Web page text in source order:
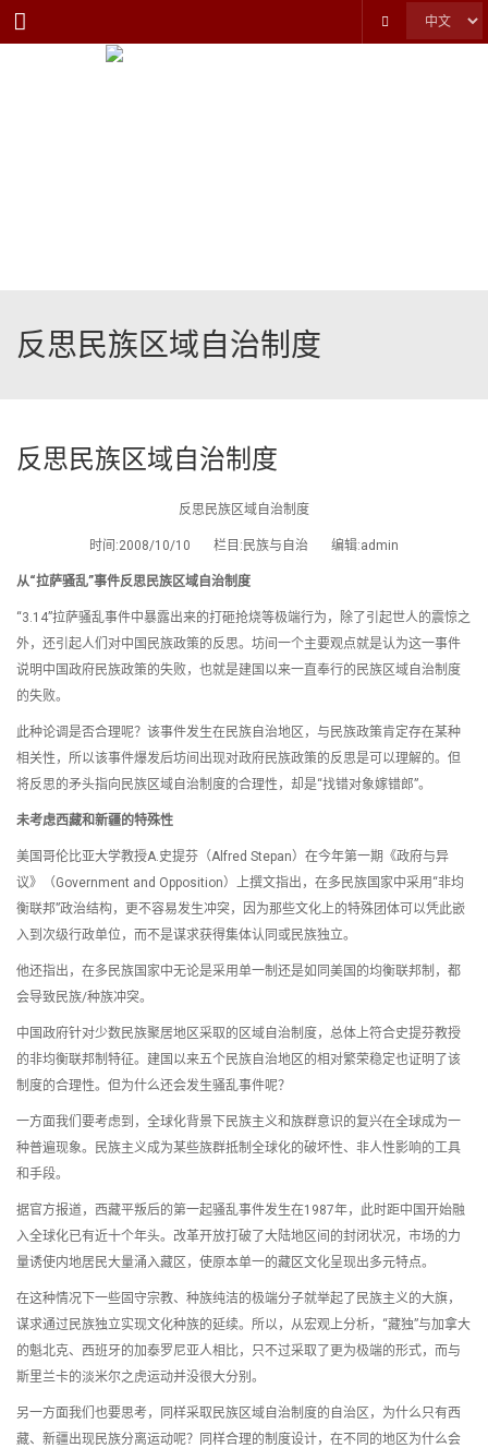
Menu
反思民族区域自治制度
反思民族区域自治制度
反思民族区域自治制度
时间:2008/10/10 栏目:民族与自治 编辑:admin
从“拉萨骚乱”事件反思民族区域自治制度
“3.14”拉萨骚乱事件中暴露出来的打砸抢烧等极端行为，除了引起世人的震惊之
外，还引起人们对中国民族政策的反思。坊间一个主要观点就是认为这一事件
说明中国政府民族政策的失败，也就是建国以来一直奉行的民族区域自治制度
的失败。
此种论调是否合理呢？该事件发生在民族自治地区，与民族政策肯定存在某种
相关性，所以该事件爆发后坊间出现对政府民族政策的反思是可以理解的。但
将反思的矛头指向民族区域自治制度的合理性，却是“找错对象嫁错郎”。
未考虑西藏和新疆的特殊性
美国哥伦比亚大学教授A.史提芬（Alfred Stepan）在今年第一期《政府与异
议》（Government and Opposition）上撰文指出，在多民族国家中采用“非均
衡联邦”政治结构，更不容易发生冲突，因为那些文化上的特殊团体可以凭此嵌
入到次级行政单位，而不是谋求获得集体认同或民族独立。
他还指出，在多民族国家中无论是采用单一制还是如同美国的均衡联邦制，都
会导致民族/种族冲突。
中国政府针对少数民族聚居地区采取的区域自治制度，总体上符合史提芬教授
的非均衡联邦制特征。建国以来五个民族自治地区的相对繁荣稳定也证明了该
制度的合理性。但为什么还会发生骚乱事件呢？
一方面我们要考虑到，全球化背景下民族主义和族群意识的复兴在全球成为一
种普遍现象。民族主义成为某些族群抵制全球化的破坏性、非人性影响的工具
和手段。
据官方报道，西藏平叛后的第一起骚乱事件发生在1987年，此时距中国开始融
入全球化已有近十个年头。改革开放打破了大陆地区间的封闭状况，市场的力
量诱使内地居民大量涌入藏区，使原本单一的藏区文化呈现出多元特点。
在这种情况下一些固守宗教、种族纯洁的极端分子就举起了民族主义的大旗，
谋求通过民族独立实现文化种族的延续。所以，从宏观上分析，“藏独”与加拿大
的魁北克、西班牙的加泰罗尼亚人相比，只不过采取了更为极端的形式，而与
斯里兰卡的淡米尔之虎运动并没很大分别。
另一方面我们也要思考，同样采取民族区域自治制度的自治区，为什么只有西
藏、新疆出现民族分离运动呢？同样合理的制度设计，在不同的地区为什么会